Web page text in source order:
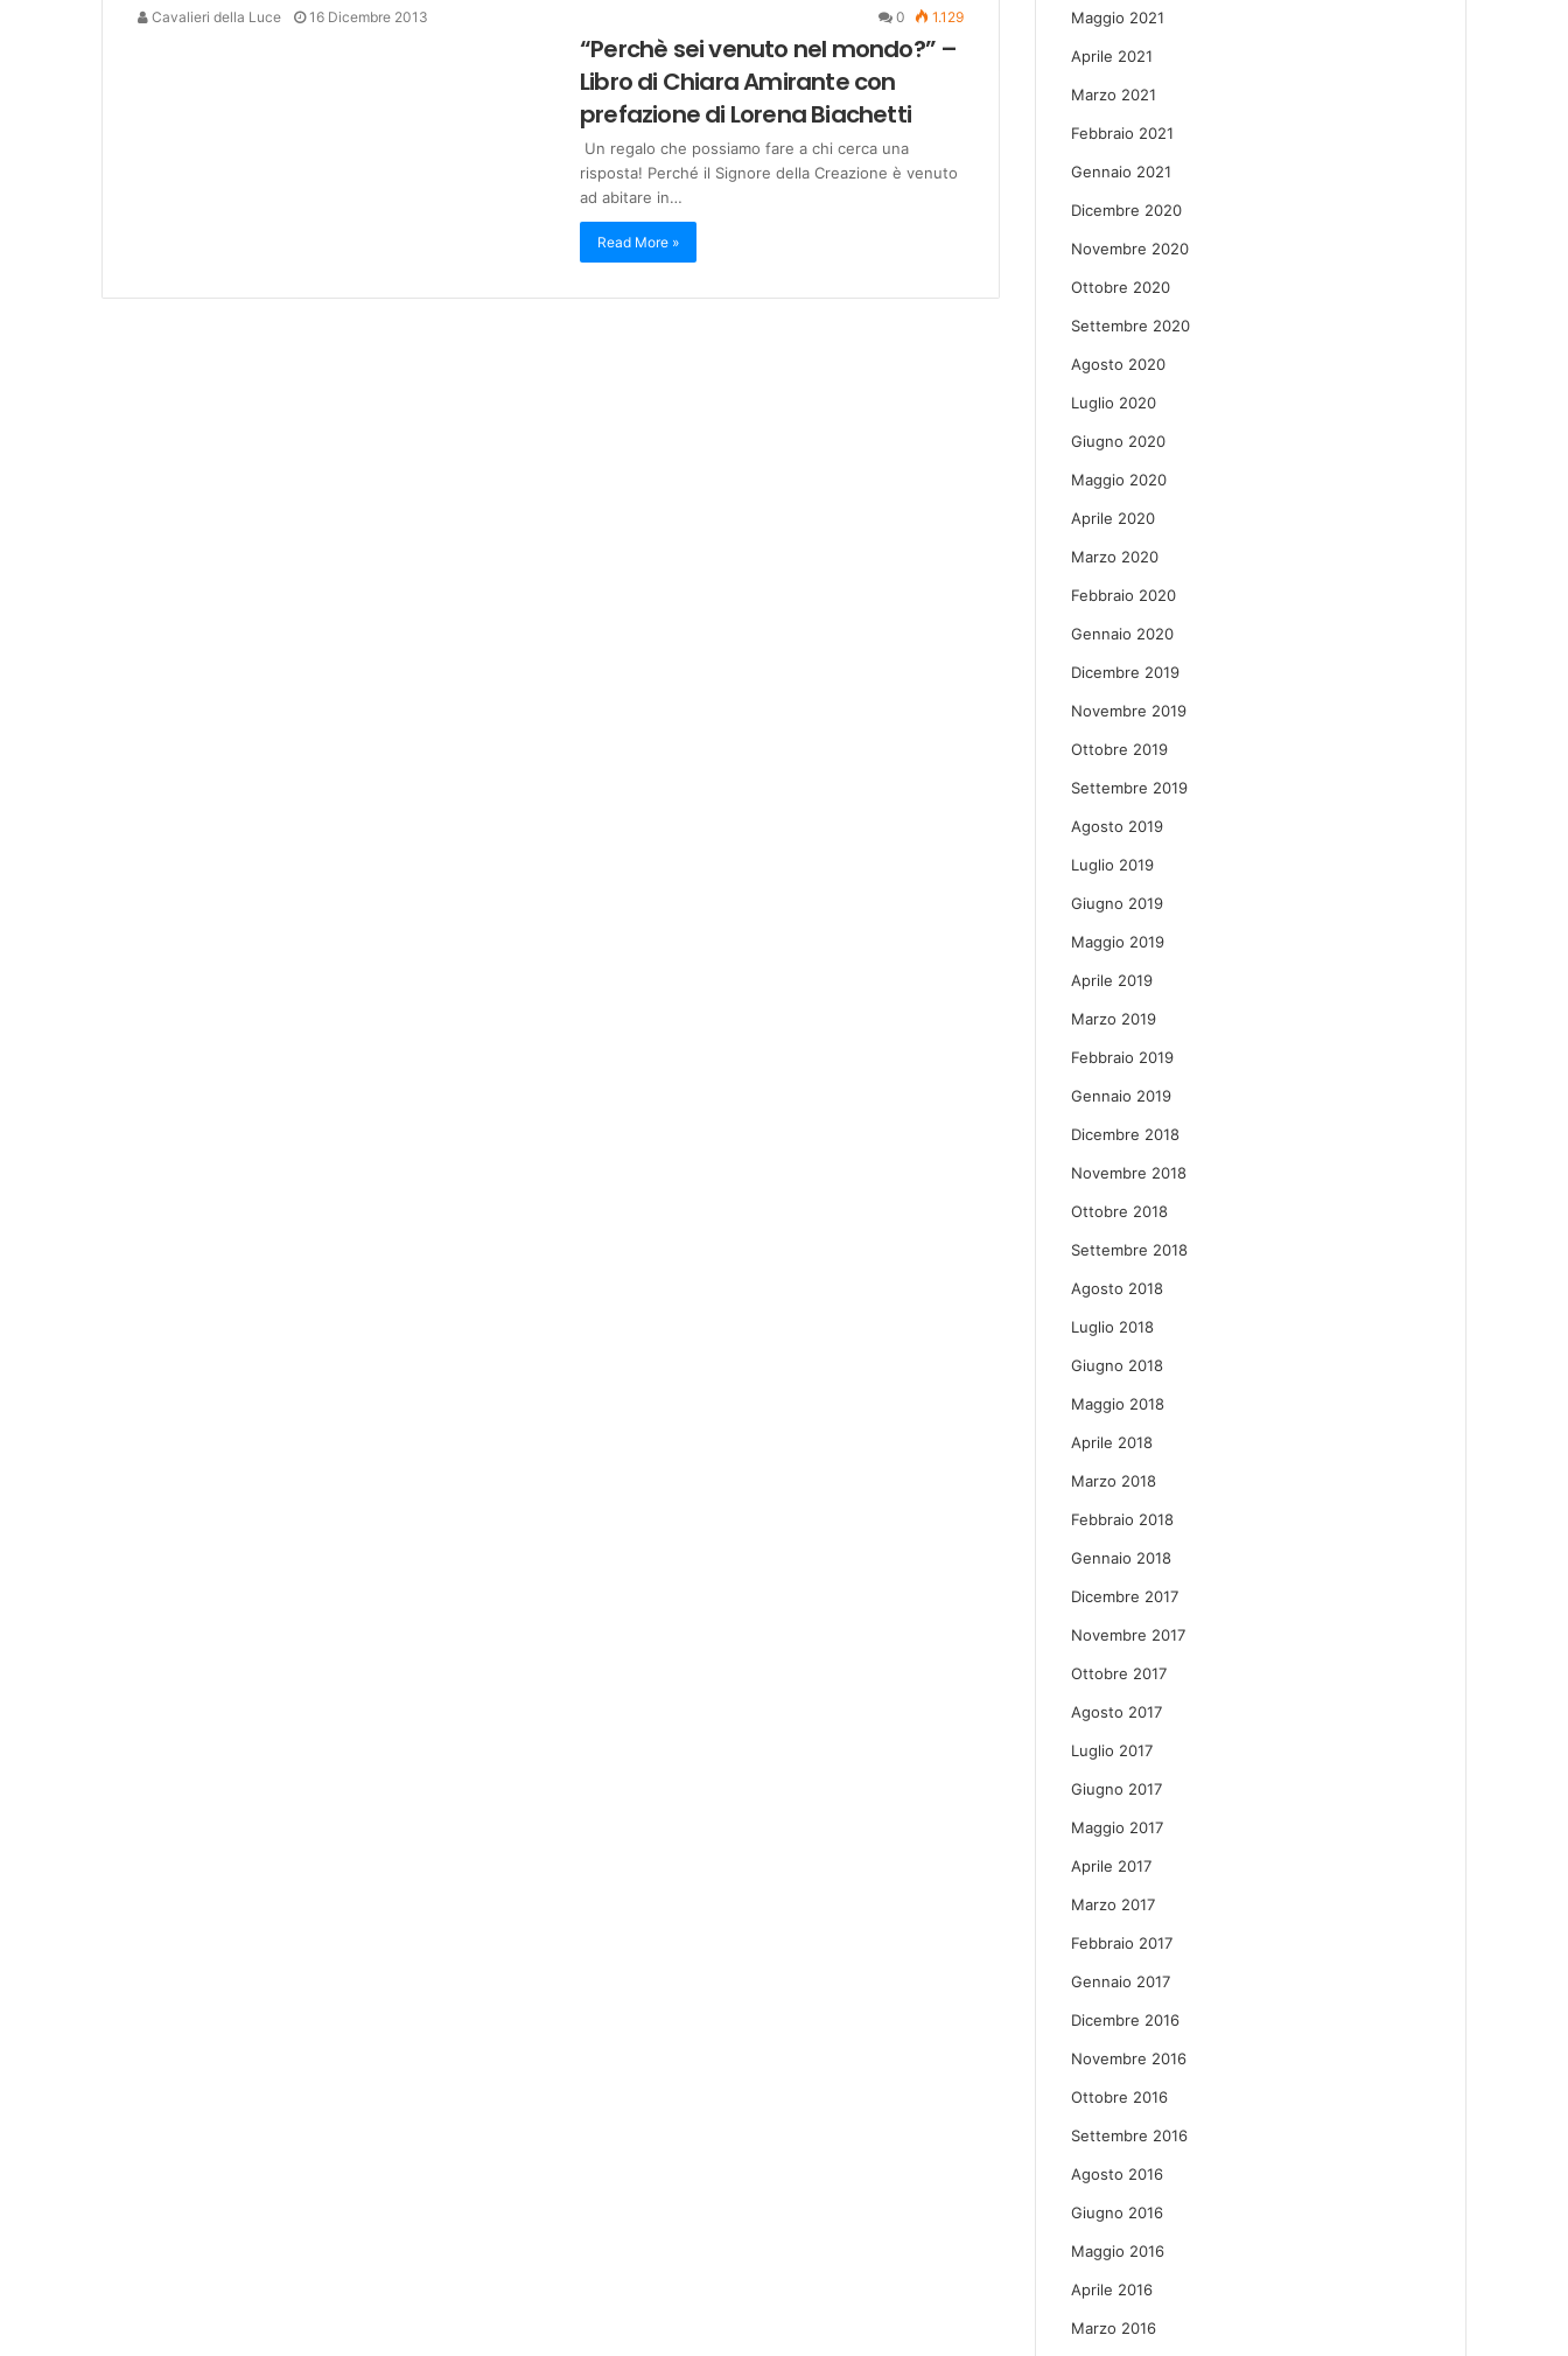
Cavalieri della Luce 16 Dicembre 2013 0 1.129
“Perchè sei venuto nel mondo?” –
Libro di Chiara Amirante con
prefazione di Lorena Biachetti
Un regalo che possiamo fare a chi cerca una
risposta! Perché il Signore della Creazione è venuto
ad abitare in…
Read More »
Maggio 2021
Aprile 2021
Marzo 2021
Febbraio 2021
Gennaio 2021
Dicembre 2020
Novembre 2020
Ottobre 2020
Settembre 2020
Agosto 2020
Luglio 2020
Giugno 2020
Maggio 2020
Aprile 2020
Marzo 2020
Febbraio 2020
Gennaio 2020
Dicembre 2019
Novembre 2019
Ottobre 2019
Settembre 2019
Agosto 2019
Luglio 2019
Giugno 2019
Maggio 2019
Aprile 2019
Marzo 2019
Febbraio 2019
Gennaio 2019
Dicembre 2018
Novembre 2018
Ottobre 2018
Settembre 2018
Agosto 2018
Luglio 2018
Giugno 2018
Maggio 2018
Aprile 2018
Marzo 2018
Febbraio 2018
Gennaio 2018
Dicembre 2017
Novembre 2017
Ottobre 2017
Agosto 2017
Luglio 2017
Giugno 2017
Maggio 2017
Aprile 2017
Marzo 2017
Febbraio 2017
Gennaio 2017
Dicembre 2016
Novembre 2016
Ottobre 2016
Settembre 2016
Agosto 2016
Giugno 2016
Maggio 2016
Aprile 2016
Marzo 2016